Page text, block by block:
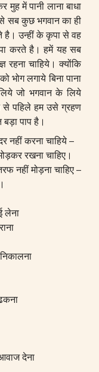
मुह में पानी लाना बाधा
से सब कुछ भगवान का ही
उन्हीं के कृपा से वह
करते है। हमें यह सब
चाहिये। क्योंकि
भोग लगाये बिना पाना
जो भगवान के लिये
से पहिले हम उसे ग्रहण
पाप है।
नहीं करना चाहिये –
रखना चाहिए।
नहीं मोड़ना चाहिए –
लेना
देना